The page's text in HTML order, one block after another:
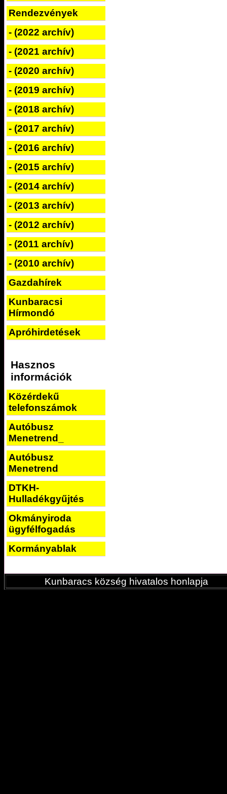
Rendezvények
- (2022 archív)
- (2021 archív)
- (2020 archív)
- (2019 archív)
- (2018 archív)
- (2017 archív)
- (2016 archív)
- (2015 archív)
- (2014 archív)
- (2013 archív)
- (2012 archív)
- (2011 archív)
- (2010 archív)
Gazdahírek
Kunbaracsi
Hírmondó
Apróhirdetések
Hasznos
információk
Közérdekű
telefonszámok
Autóbusz
Menetrend_
Autóbusz
Menetrend
DTKH-
Hulladékgyűjtés
Okmányiroda
ügyfélfogadás
Kormányablak
Kunbaracs község hivatalos honlapja